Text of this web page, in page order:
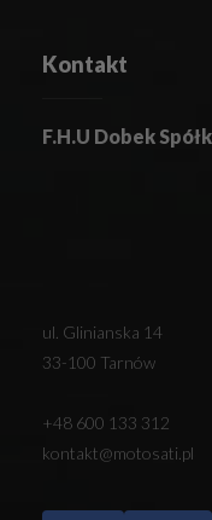
Kontakt
F.H.U Dobek
ul. Glinianska 14
33-100 Tarnów
+48 600 133 312
kontakt@motosati.pl